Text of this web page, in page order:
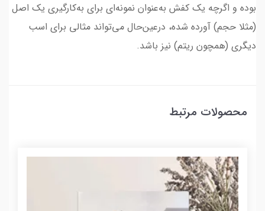
بوده و اگرچه یک کفش به‌عنوان نمونه‌ای برای به‌کارگیری یک اصل
(مثلا حجم) آورده شده، در‌عین‌حال می‌تواند مثالی برای اسب
دیگری (همچون ریتم) نیز باشد.
محصولات مرتبط